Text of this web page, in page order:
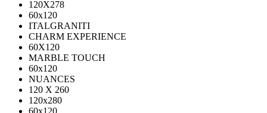
120X278
60x120
ITALGRANITI
CHARM EXPERIENCE
60X120
MARBLE TOUCH
60х120
NUANCES
120 X 260
120x280
60x120